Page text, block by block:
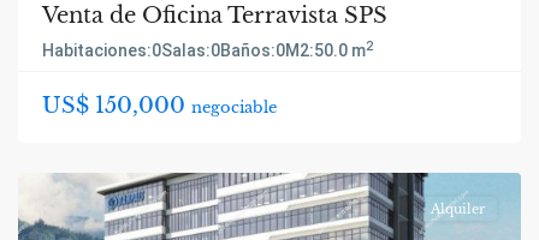
Venta de Oficina Terravista SPS
Habitaciones:0Salas:0Baños:0M2:50.0 m2
US$ 150,000 negociable
Alquiler